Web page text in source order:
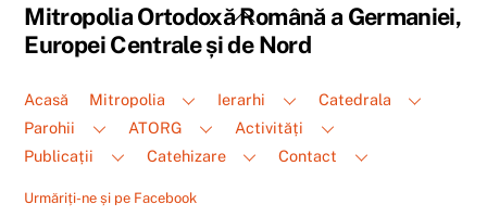
Back
To
Mitropolia Ortodoxă Română a Germaniei,
Europei Centrale și de Nord
Acasă Mitropolia Ierarhi
Catedrala
Parohii
ATORG
Activități
Publicații
Catehizare Contact
Urmăriți-ne și pe Facebook